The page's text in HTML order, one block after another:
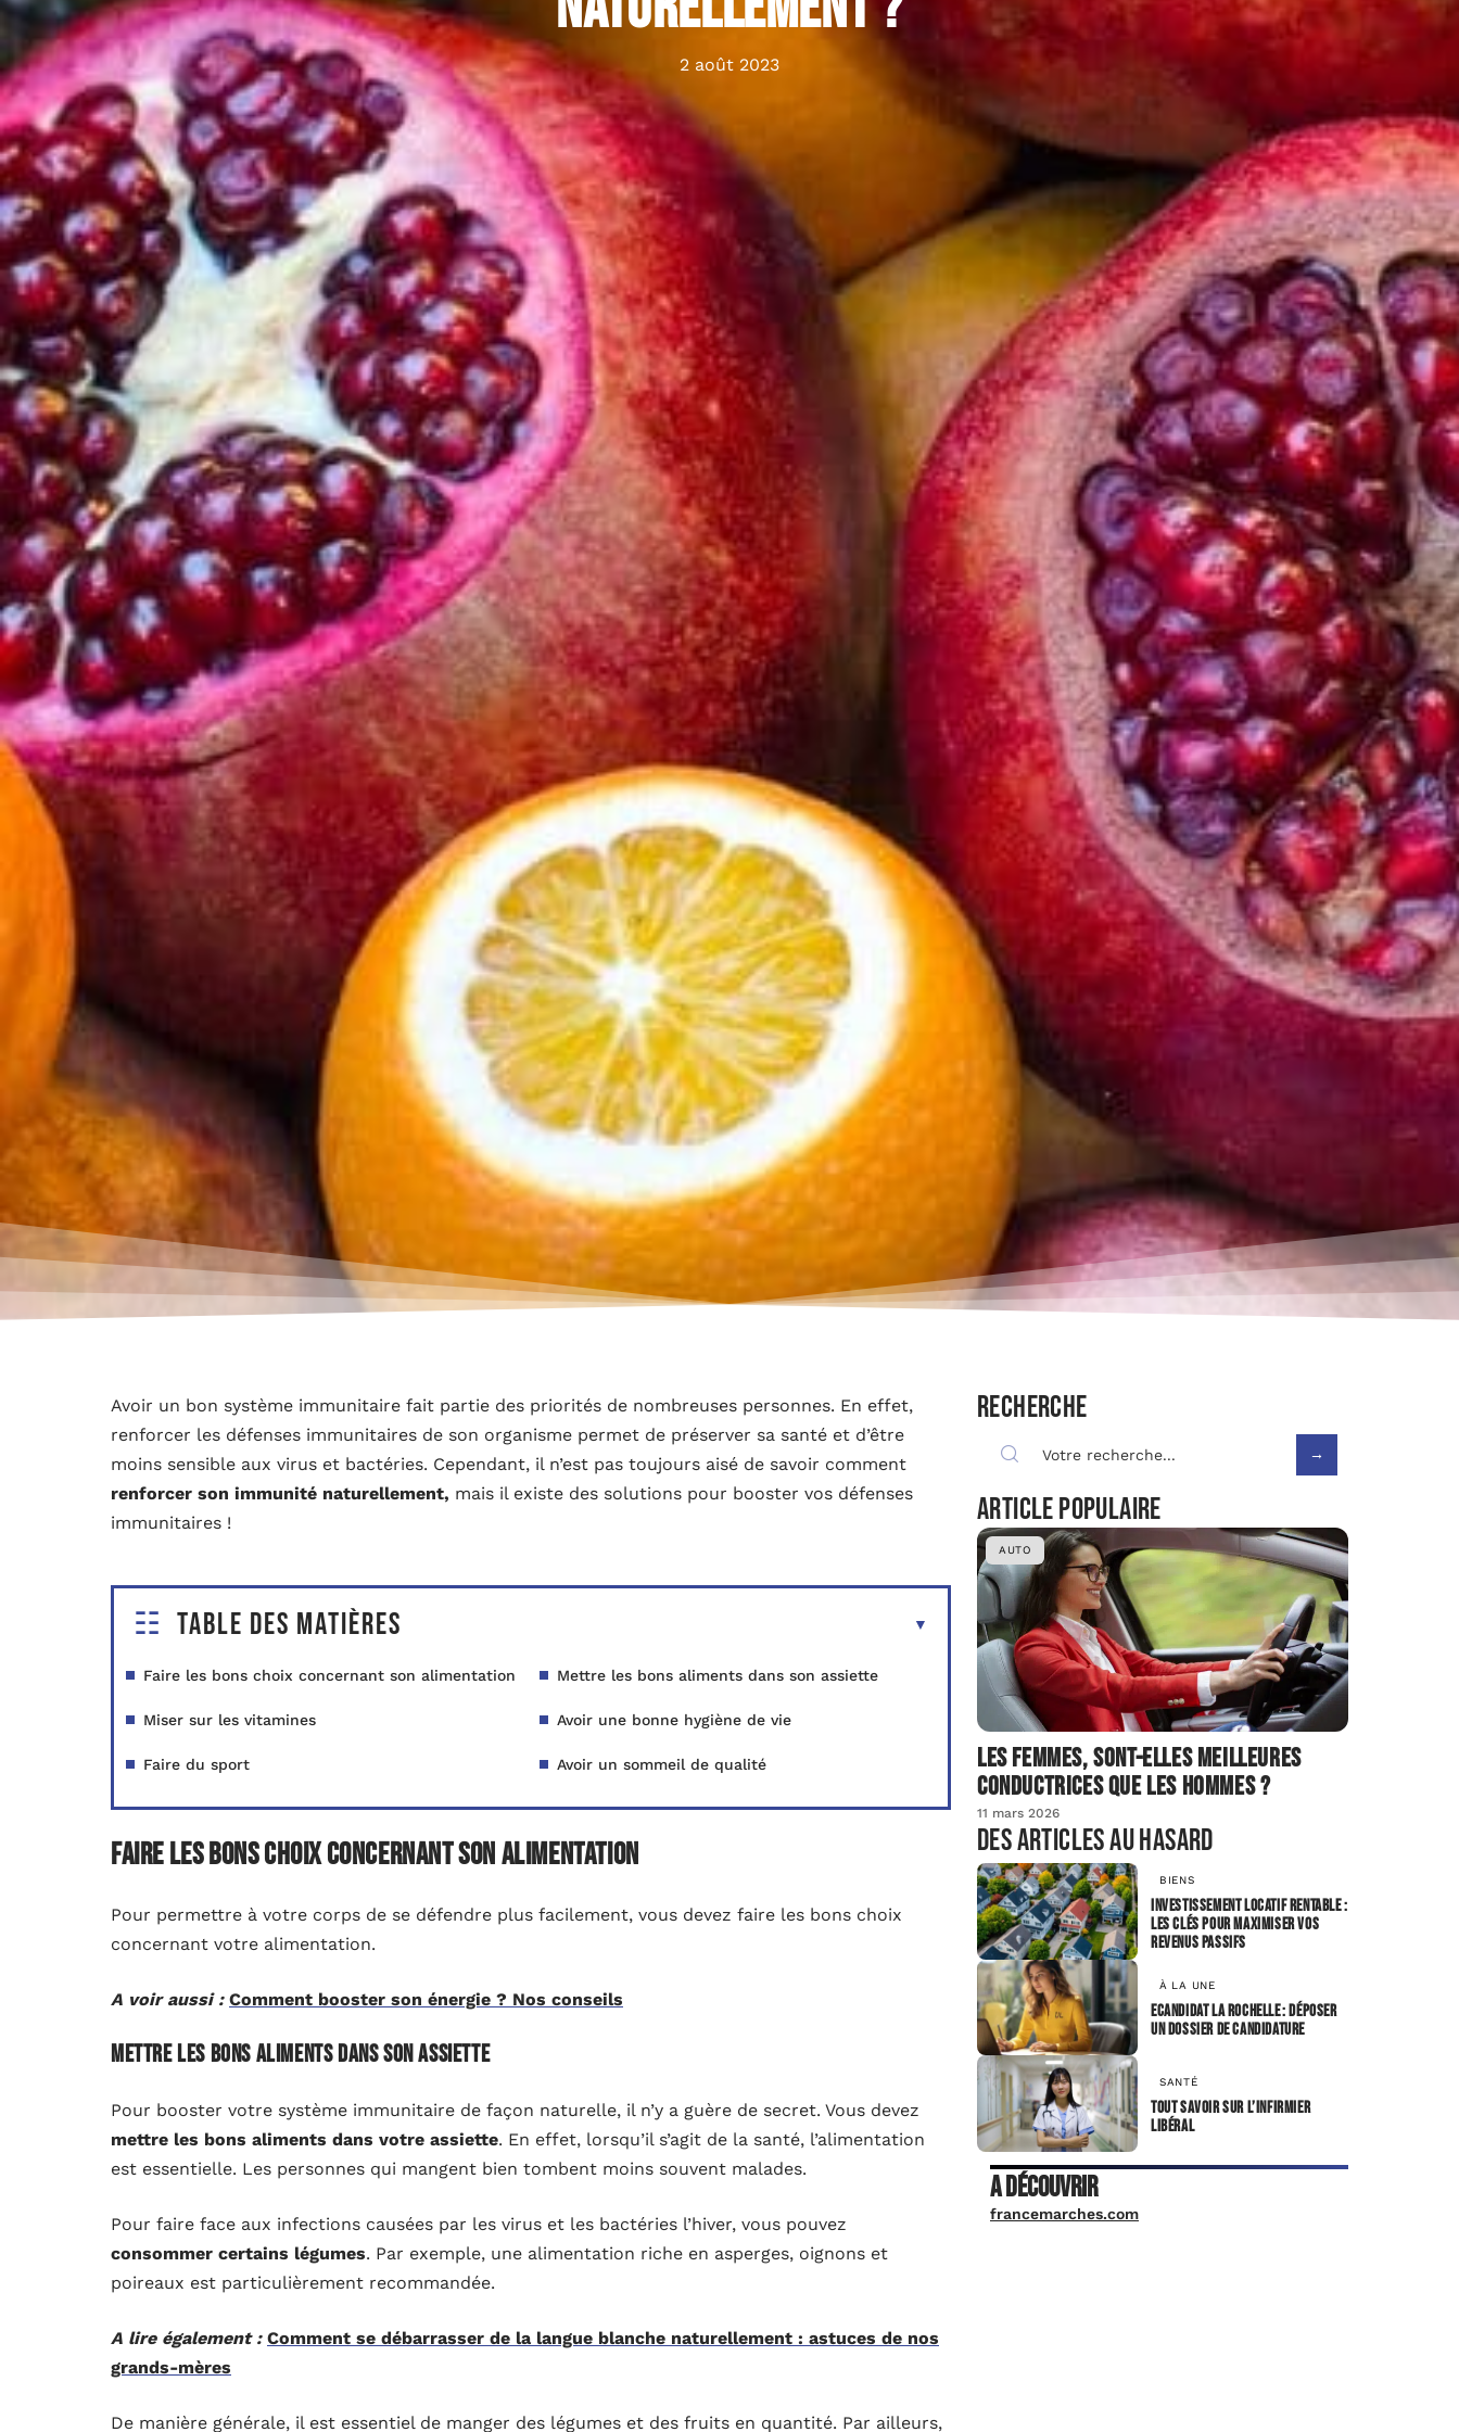
2 août 2023
Avoir un bon système immunitaire fait partie des priorités de nombreuses personnes. En effet,
renforcer les défenses immunitaires de son organisme permet de préserver sa santé et d’être
moins sensible aux virus et bactéries. Cependant, il n’est pas toujours aisé de savoir comment
renforcer son immunité naturellement, mais il existe des solutions pour booster vos défenses
immunitaires !
Table des matières
Faire les bons choix concernant son alimentation Mettre les bons aliments dans son assiette
Miser sur les vitamines Avoir une bonne hygiène de vie
Faire du sport Avoir un sommeil de qualité
Faire les bons choix concernant son alimentation
Pour permettre à votre corps de se défendre plus facilement, vous devez faire les bons choix
concernant votre alimentation.
A voir aussi : Comment booster son énergie ? Nos conseils
Mettre les bons aliments dans son assiette
Pour booster votre système immunitaire de façon naturelle, il n’y a guère de secret. Vous devez
mettre les bons aliments dans votre assiette. En effet, lorsqu’il s’agit de la santé, l’alimentation
est essentielle. Les personnes qui mangent bien tombent moins souvent malades.
Pour faire face aux infections causées par les virus et les bactéries l’hiver, vous pouvez
consommer certains légumes. Par exemple, une alimentation riche en asperges, oignons et
poireaux est particulièrement recommandée.
A lire également : Comment se débarrasser de la langue blanche naturellement : astuces de nos
grands-mères
De manière générale, il est essentiel de manger des légumes et des fruits en quantité. Par ailleurs,
Recherche
Article populaire
AUTO
Les femmes, sont-elles meilleures
conductrices que les hommes ?
11 mars 2026
Des articles au hasard
BIENS
Investissement locatif rentable :
les clés pour maximiser vos
revenus passifs
À LA UNE
Ecandidat La rochelle : déposer
un dossier de candidature
SANTÉ
Tout savoir sur l’infirmier
libéral
A découvrir
francemarches.com